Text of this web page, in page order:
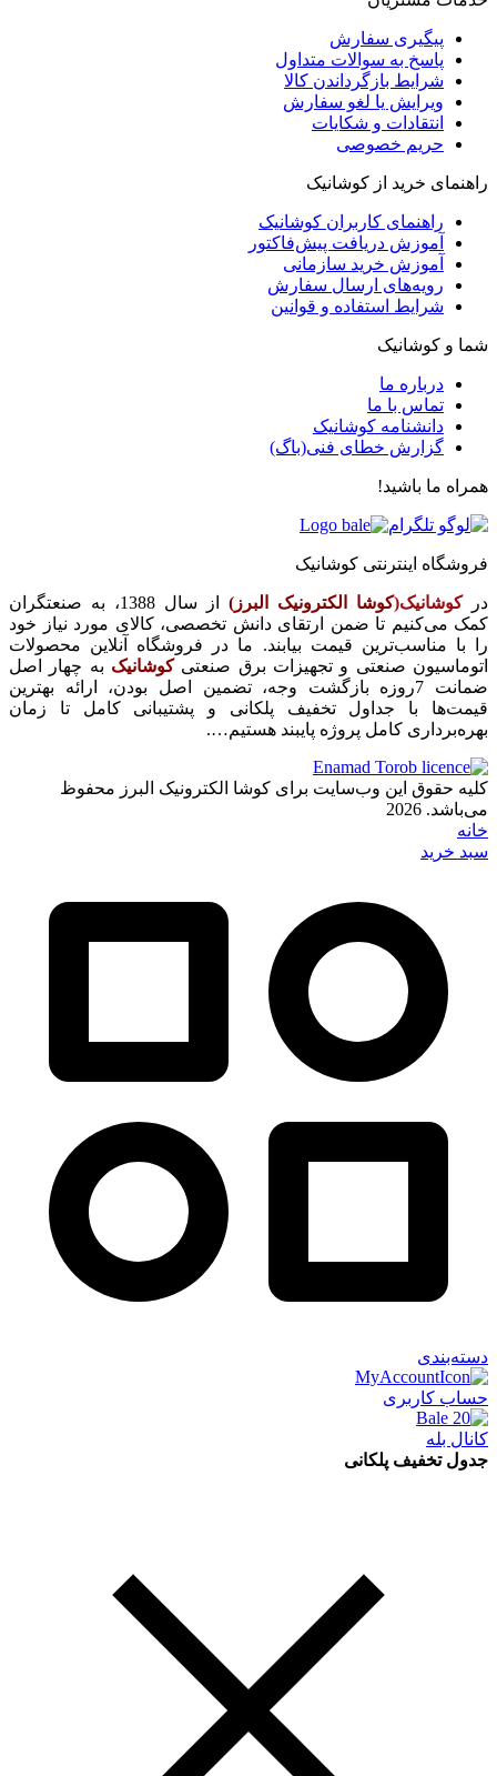
پیگیری سفارش
پاسخ به سوالات متداول
شرایط بازگرداندن کالا
ویرایش یا لغو سفارش
انتقادات و شکایات
حریم خصوصی
راهنمای خرید از کوشانیک
راهنمای کاربران کوشانیک
آموزش دریافت پیش‌فاکتور
آموزش خرید سازمانی
رویه‌های ارسال سفارش
شرایط استفاده و قوانین
شما و کوشانیک
درباره ما
تماس با ما
دانشنامه کوشانیک
گزارش خطای فنی(باگ)
همراه ما باشید!
فروشگاه اینترنتی کوشانیک
در کوشانیک(کوشا الکترونیک البرز)
از سال 1388، به صنعتگران
کمک می‌کنیم تا ضمن ارتقای دانش تخصصی، کالای مورد نیاز خود
را با مناسب‌ترین قیمت بیابند. ما در فروشگاه آنلاین محصولات
اتوماسیون صنعتی و تجهیزات برق صنعتی کوشانیک به چهار اصل
ضمانت 7روزه بازگشت وجه، تضمین اصل بودن، ارائه بهترین
قیمت‌ها با جداول تخفیف پلکانی و پشتیبانی کامل تا زمان
بهره‌برداری کامل پروژه پایبند هستیم….
کلیه حقوق این وب‌سایت برای کوشا الکترونیک البرز محفوظ
می‌باشد. 2026
خانه
سبد خرید
دسته‌بندی
حساب کاربری
کانال بله
جدول تخفیف پلکانی